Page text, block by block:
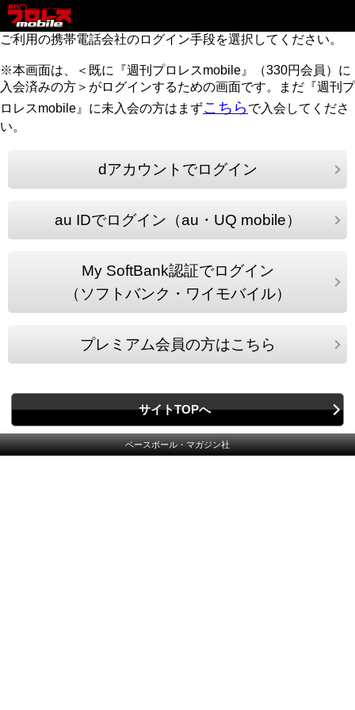
ご利用の携帯電話会社のログイン手段を選択してください。
※本画面は、＜既に『週刊プロレスmobile』（330円会員）に
入会済みの方＞がログインするための画面です。まだ『週刊プ
ロレスmobile』に未入会の方はまずこちら で入会してくださ
い。
dアカウントでログイン
au IDでログイン（au・UQ mobile）
My SoftBank認証でログイン
（ソフトバンク・ワイモバイル）
プレミアム会員の方はこちら
サイトTOPへ
ベースボール・マガジン社